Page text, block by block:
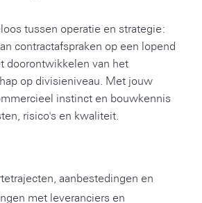
tussen operatie en strategie:
contractafspraken op een lopend
doorontwikkelen van het
op divisieniveau. Met jouw
instinct en bouwkennis
risico's en kwaliteit.
aanbestedingen en
met leveranciers en